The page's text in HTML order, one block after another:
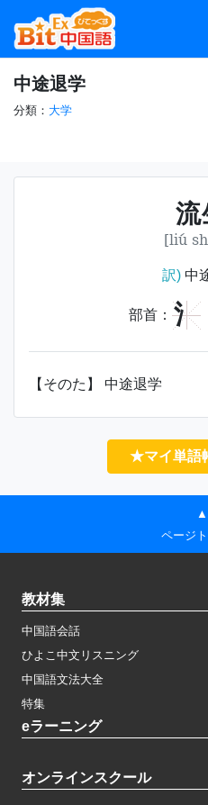
中途退学
分類： 大学
流
[liú
訳)中
部首： 氵
【そのた】 中途退学
★マイ単語
▲
ページ
教材集
中国語会話
ひよこ中文リスニング
中国語文法大全
特集
eラーニング
オンラインスクール